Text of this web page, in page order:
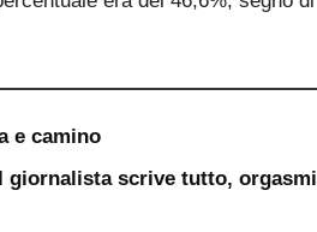
e camino
giornalista scrive tutto, orgasmi